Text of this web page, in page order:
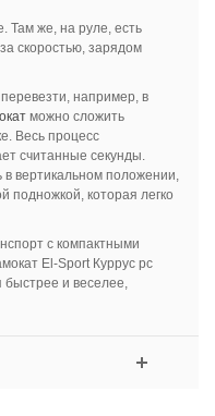
Там же, на руле, есть
скоростью, зарядом
например, в
можно сложить
Весь процесс
считанные секунды.
в вертикальном положении,
подножкой, которая легко
с компактными
El-Sport Куррус рс
быстрее и веселее,